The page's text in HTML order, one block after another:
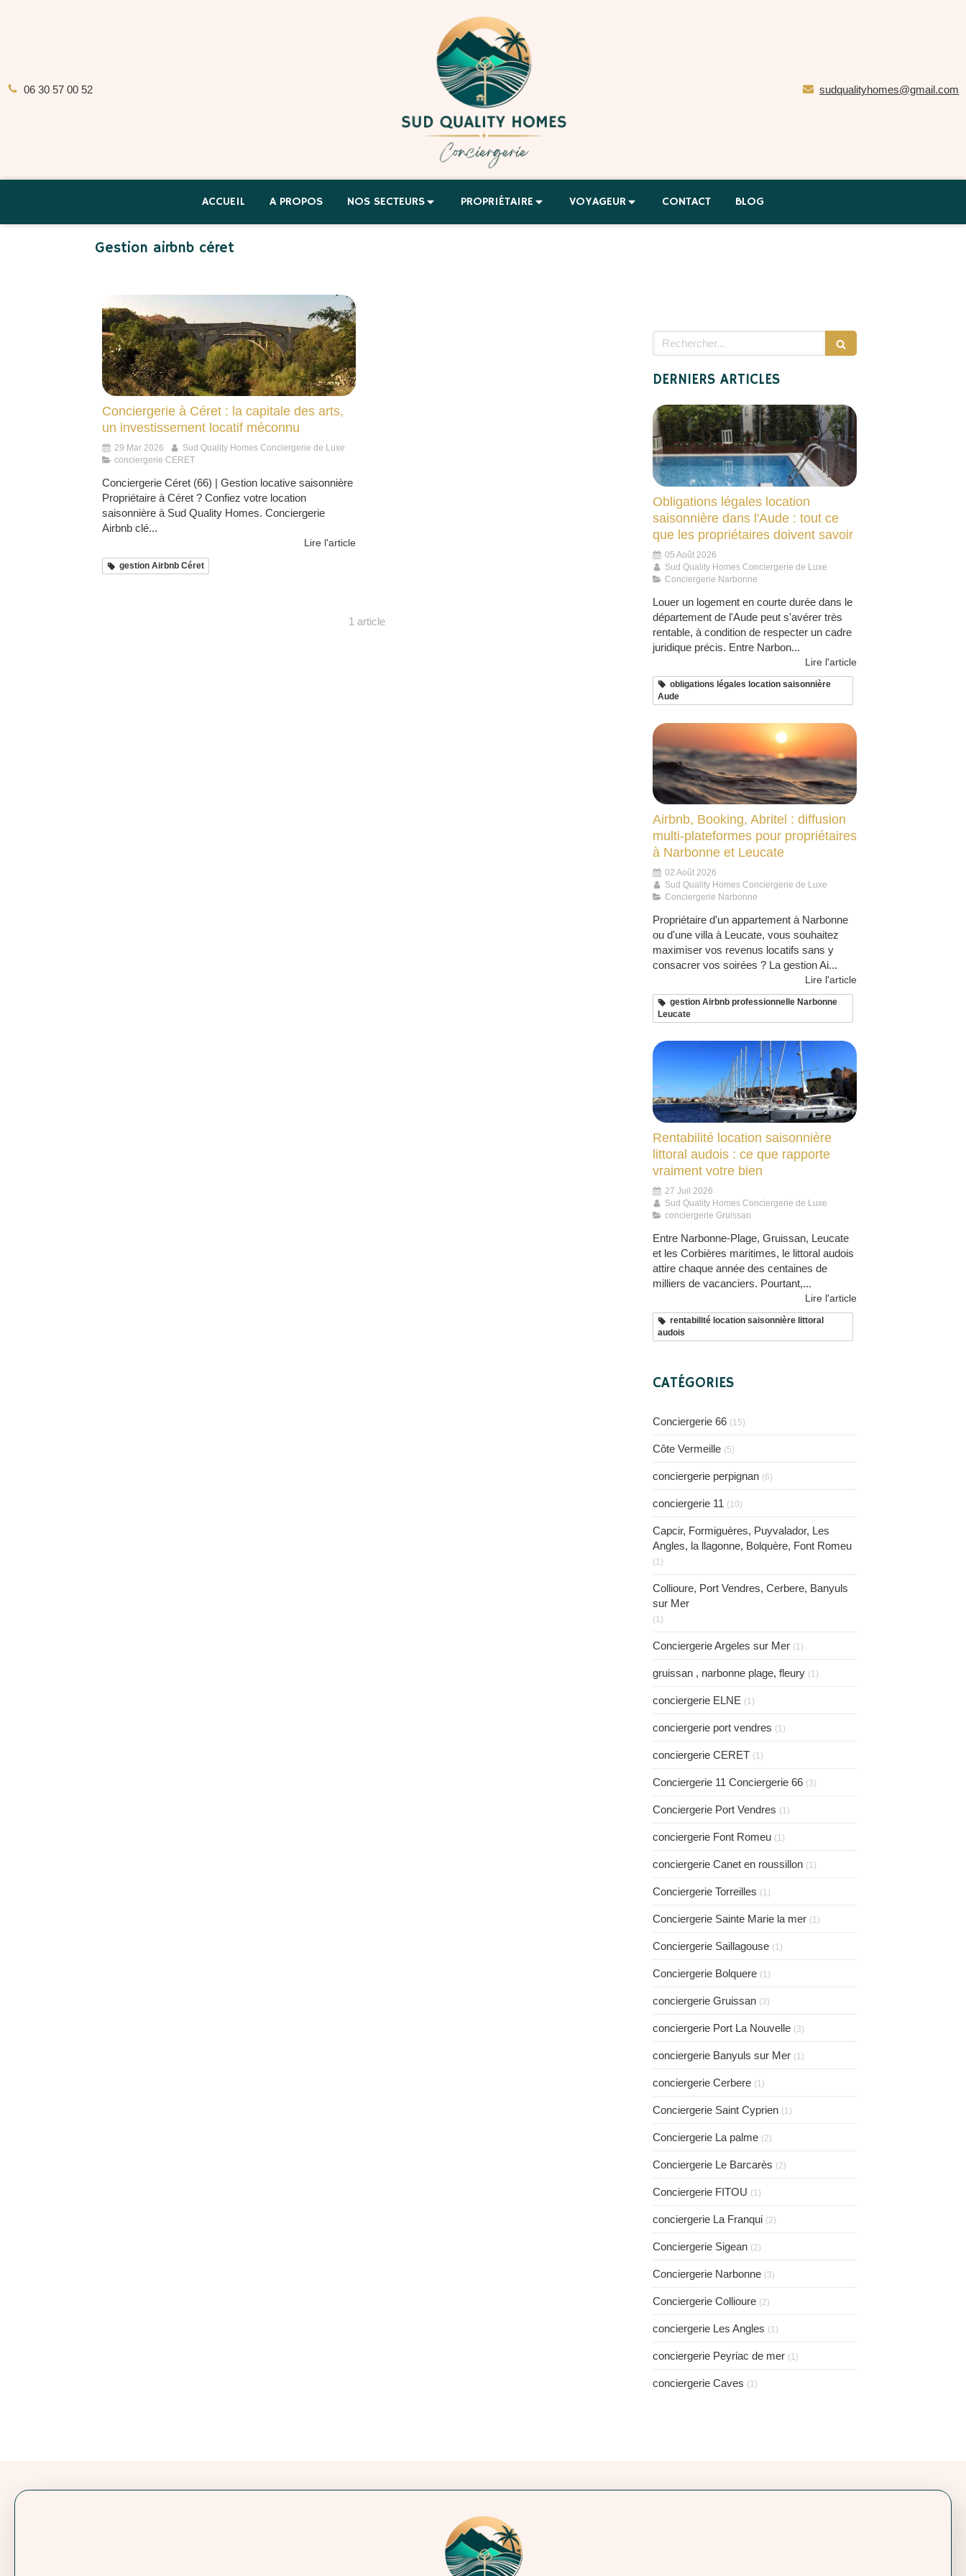
sudqualityhomes@gmail.com
06 30 57 00 52
ACCUEIL A PROPOS NOS SECTEURS PROPRIÉTAIRE VOYAGEUR CONTACT BLOG
Gestion airbnb céret
Conciergerie à Céret : la capitale des arts,
un investissement locatif méconnu
29 Mar 2026
Sud Quality Homes Conciergerie de Luxe
conciergerie CERET
Conciergerie Céret (66) | Gestion locative saisonnière
Propriétaire à Céret ? Confiez votre location
saisonnière à Sud Quality Homes. Conciergerie
Airbnb clé...
Lire l'article
gestion Airbnb Céret
1 article
Rechercher
DERNIERS ARTICLES
Obligations légales location
saisonnière dans l'Aude : tout ce
que les propriétaires doivent savoir
05 Août 2026
Sud Quality Homes Conciergerie de Luxe
Conciergerie Narbonne
Louer un logement en courte durée dans le
département de l'Aude peut s'avérer très
rentable, à condition de respecter un cadre
juridique précis. Entre Narbon...
Lire l'article
obligations légales location saisonnière
Aude
Airbnb, Booking, Abritel : diffusion
multi-plateformes pour propriétaires
à Narbonne et Leucate
02 Août 2026
Sud Quality Homes Conciergerie de Luxe
Conciergerie Narbonne
Propriétaire d'un appartement à Narbonne
ou d'une villa à Leucate, vous souhaitez
maximiser vos revenus locatifs sans y
consacrer vos soirées ? La gestion Ai...
Lire l'article
gestion Airbnb professionnelle Narbonne
Leucate
Rentabilité location saisonnière
littoral audois : ce que rapporte
vraiment votre bien
27 Juil 2026
Sud Quality Homes Conciergerie de Luxe
conciergerie Gruissan
Entre Narbonne-Plage, Gruissan, Leucate
et les Corbières maritimes, le littoral audois
attire chaque année des centaines de
milliers de vacanciers. Pourtant,...
Lire l'article
rentabilité location saisonnière littoral
audois
CATÉGORIES
Conciergerie 66 (15)
Côte Vermeille (5)
conciergerie perpignan (6)
conciergerie 11 (10)
Capcir, Formiguères, Puyvalador, Les
Angles, la llagonne, Bolquère, Font Romeu
(1)
Collioure, Port Vendres, Cerbere, Banyuls
sur Mer
(1)
Conciergerie Argeles sur Mer (1)
gruissan , narbonne plage, fleury (1)
conciergerie ELNE (1)
conciergerie port vendres (1)
conciergerie CERET (1)
Conciergerie 11 Conciergerie 66 (3)
Conciergerie Port Vendres (1)
conciergerie Font Romeu (1)
conciergerie Canet en roussillon (1)
Conciergerie Torreilles (1)
Conciergerie Sainte Marie la mer (1)
Conciergerie Saillagouse (1)
Conciergerie Bolquere (1)
conciergerie Gruissan (3)
conciergerie Port La Nouvelle (3)
conciergerie Banyuls sur Mer (1)
conciergerie Cerbere (1)
Conciergerie Saint Cyprien (1)
Conciergerie La palme (2)
Conciergerie Le Barcarès (2)
Conciergerie FITOU (1)
conciergerie La Franqui (2)
Conciergerie Sigean (2)
Conciergerie Narbonne (3)
Conciergerie Collioure (2)
conciergerie Les Angles (1)
conciergerie Peyriac de mer (1)
conciergerie Caves (1)